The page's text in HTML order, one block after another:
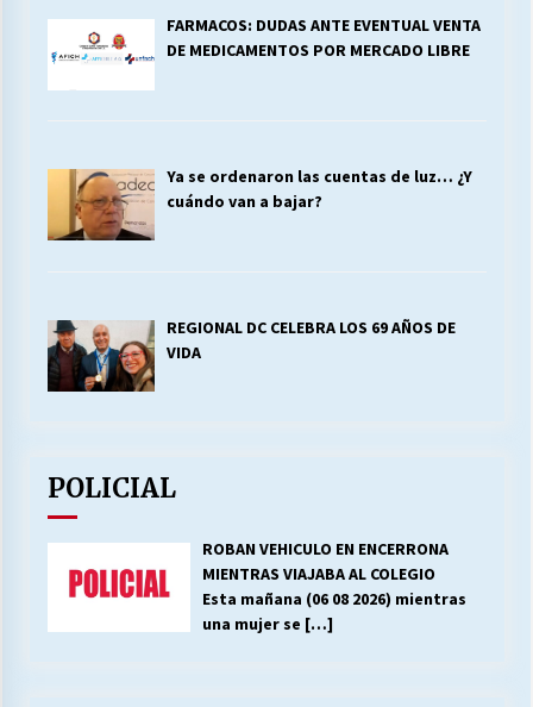
FARMACOS: DUDAS ANTE EVENTUAL VENTA
DE MEDICAMENTOS POR MERCADO LIBRE
Ya se ordenaron las cuentas de luz… ¿Y
cuándo van a bajar?
REGIONAL DC CELEBRA LOS 69 AÑOS DE
VIDA
POLICIAL
ROBAN VEHICULO EN ENCERRONA
MIENTRAS VIAJABA AL COLEGIO
Esta mañana (06 08 2026) mientras
una mujer se […]